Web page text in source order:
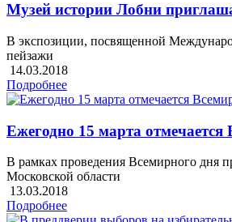
Музей истории Лобни
В экспозиции, посвященной
пейзажи
14.03.2018
Подробнее
Ежегодно 15 марта
В рамках проведения Всемирного дня
Московской области
13.03.2018
Подробнее